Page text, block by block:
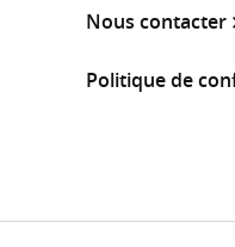
Nous contacter
Politique de